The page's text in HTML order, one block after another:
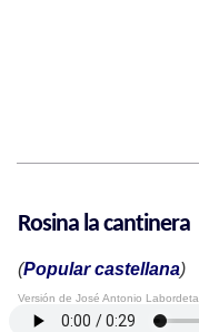
Rosina la cantinera
(Popular castellana)
Versión de José Antonio Labordeta